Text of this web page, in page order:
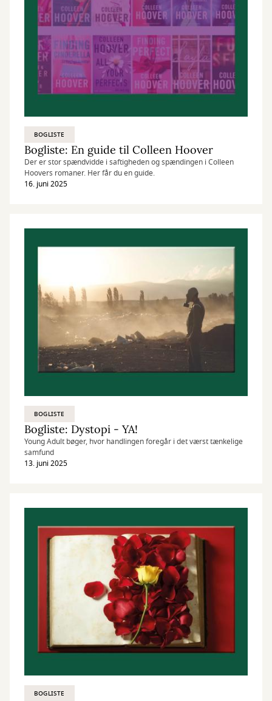
BOGLISTE
Bogliste: En guide til Colleen Hoover
Der er stor spændvidde i saftigheden og spændingen i Colleen
Hoovers romaner. Her får du en guide.
16. juni 2025
BOGLISTE
Bogliste: Dystopi - YA!
Young Adult bøger, hvor handlingen foregår i det værst tænkelige
samfund
13. juni 2025
BOGLISTE